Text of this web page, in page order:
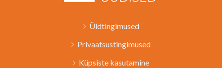
Üldtingimused
Privaatsustingimused
Küpsiste kasutamine